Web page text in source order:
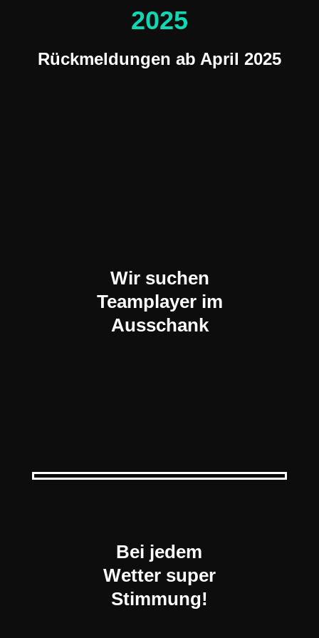
2025
Rückmeldungen ab April 2025
Wir suchen
Teamplayer im
Ausschank
Bei jedem
Wetter super
Stimmung!